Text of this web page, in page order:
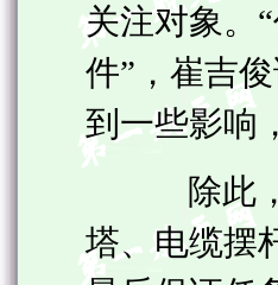
关注对象。
件”，崔吉
到一些影响
除此，
塔、电缆摆